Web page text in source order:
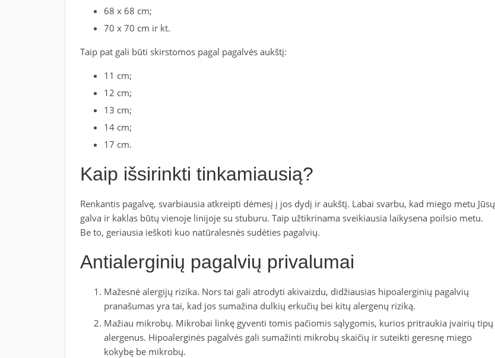
68 x 68 cm;
70 x 70 cm ir kt.
Taip pat gali būti skirstomos pagal pagalvės aukštį:
11 cm;
12 cm;
13 cm;
14 cm;
17 cm.
Kaip išsirinkti tinkamiausią?
Renkantis pagalvę, svarbiausia atkreipti dėmesį į jos dydį ir aukštį. Labai svarbu, kad miego metu Jūsų
galva ir kaklas būtų vienoje linijoje su stuburu. Taip užtikrinama sveikiausia laikysena poilsio metu.
Be to, geriausia ieškoti kuo natūralesnės sudėties pagalvių.
Antialerginių pagalvių privalumai
Mažesnė alergijų rizika. Nors tai gali atrodyti akivaizdu, didžiausias hipoalerginių pagalvių
pranašumas yra tai, kad jos sumažina dulkių erkučių bei kitų alergenų riziką.
Mažiau mikrobų. Mikrobai linkę gyventi tomis pačiomis sąlygomis, kurios pritraukia įvairių tipų
alergenus. Hipoalerginės pagalvės gali sumažinti mikrobų skaičių ir suteikti geresnę miego
kokybę be mikrobų.